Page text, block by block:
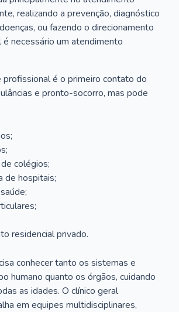
realizando a prevenção, diagnóstico
ou fazendo o direcionamento
é necessário um atendimento
é o primeiro contato do
e pronto-socorro, mas pode
colégios;
de hospitais;
residencial privado.
conhecer tanto os sistemas e
humano quanto os órgãos, cuidando
as idades. O clínico geral
em equipes multidisciplinares,